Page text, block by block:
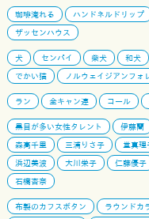
珈琲淹れる ハンドネルドリップ
ザッセンハウス
犬 センパイ 柴犬 和犬
でかい猫
ノルウェイジアンフォ
ラン 全キャン連 コール
黒目が多い女性タレント 伊藤蘭
森高千里
三浦りさ子 堂真理
浜辺美波
大川栄子 仁藤優子
石橋杏奈
布製のカフスボタン ラウンドカ